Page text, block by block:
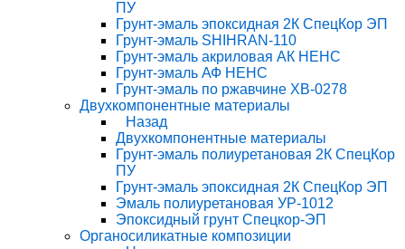
ПУ
Грунт-эмаль эпоксидная 2К СпецКор ЭП
Грунт-эмаль SHIHRAN-110
Грунт-эмаль акриловая АК НЕНС
Грунт-эмаль АФ НЕНС
Грунт-эмаль по ржавчине ХВ-0278
Двухкомпонентные материалы
Назад
Двухкомпонентные материалы
Грунт-эмаль полиуретановая 2К СпецКор
ПУ
Грунт-эмаль эпоксидная 2К СпецКор ЭП
Эмаль полиуретановая УР-1012
Эпоксидный грунт Спецкор-ЭП
Органосиликатные композиции